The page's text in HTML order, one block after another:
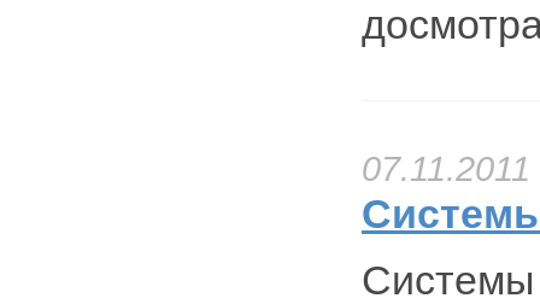
07.11.2011
Системы